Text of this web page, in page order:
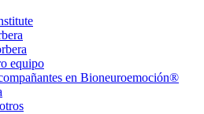
equipo
en Bioneuroemoción®